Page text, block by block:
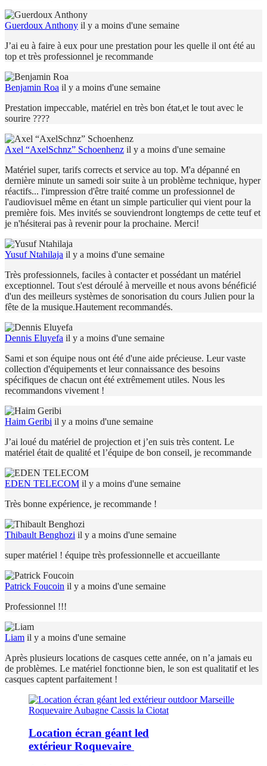
Guerdoux Anthony il y a moins d'une semaine
J’ai eu à faire à eux pour une prestation pour les quelle il ont été au
top et très professionnel je recommande
Benjamin Roa il y a moins d'une semaine
Prestation impeccable, matériel en très bon état,et le tout avec le
sourire ????
Axel “AxelSchnz” Schoenhenz il y a moins d'une semaine
Matériel super, tarifs corrects et service au top. M'a dépanné en
dernière minute un samedi soir suite à un problème technique, hyper
réactifs... l'impression d'être traité comme un professionnel de
l'audiovisuel même en étant un simple particulier qui vient pour la
première fois. Mes invités se souviendront longtemps de cette teuf et
je n'hésiterai pas à revenir pour la prochaine. Merci!
Yusuf Ntahilaja il y a moins d'une semaine
Très professionnels, faciles à contacter et possédant un matériel
exceptionnel. Tout s'est déroulé à merveille et nous avons bénéficié
d'un des meilleurs systèmes de sonorisation du cours Julien pour la
fête de la musique.Hautement recommandés.
Dennis Eluyefa il y a moins d'une semaine
Sami et son équipe nous ont été d'une aide précieuse. Leur vaste
collection d'équipements et leur connaissance des besoins
spécifiques de chacun ont été extrêmement utiles. Nous les
recommandons vivement !
Haim Geribi il y a moins d'une semaine
J’ai loué du matériel de projection et j’en suis très content. Le
matériel était de qualité et l’équipe de bon conseil, je recommande
EDEN TELECOM il y a moins d'une semaine
Très bonne expérience, je recommande !
Thibault Benghozi il y a moins d'une semaine
super matériel ! équipe très professionnelle et accueillante
Patrick Foucoin il y a moins d'une semaine
Professionnel !!!
Liam il y a moins d'une semaine
Après plusieurs locations de casques cette année, on n’a jamais eu
de problèmes. Le matériel fonctionne bien, le son est qualitatif et les
casques captent parfaitement !
Location écran géant led
extérieur Roquevaire